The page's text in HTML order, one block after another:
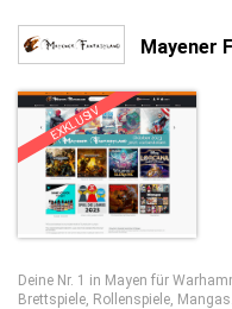
Mayener
EXKLUSIV
Deine Nr. 1 in Mayen für
Brettspiele, Rollenspiele,